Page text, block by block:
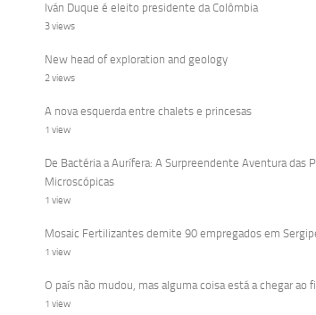
Iván Duque é eleito presidente da Colômbia
3 views
New head of exploration and geology
2 views
A nova esquerda entre chalets e princesas
1 view
De Bactéria a Aurífera: A Surpreendente Aventura das
Microscópicas
1 view
Mosaic Fertilizantes demite 90 empregados em
1 view
O país não mudou, mas alguma coisa está a chegar ao
1 view